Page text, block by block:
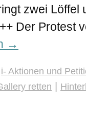
zwei Löffel
Der Protest
→
i- Aktionen und
retten